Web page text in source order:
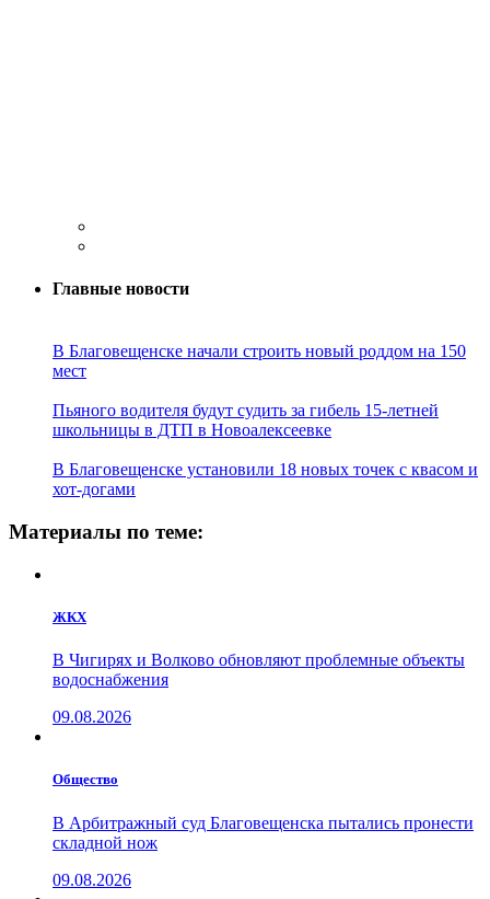
Главные новости
В Благовещенске начали строить новый роддом на 150
мест
Пьяного водителя будут судить за гибель 15-летней
школьницы в ДТП в Новоалексеевке
В Благовещенске установили 18 новых точек с квасом и
хот-догами
Материалы по теме:
ЖКХ
В Чигирях и Волково обновляют проблемные объекты
водоснабжения
09.08.2026
Общество
В Арбитражный суд Благовещенска пытались пронести
складной нож
09.08.2026